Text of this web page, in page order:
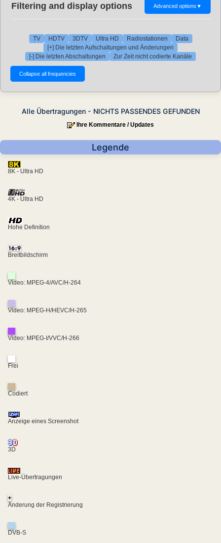
Filtering and display options Advanced options ▼
TV HDTV 3DTV Ultra HD Radiostationen
Data
[+] Die letzten Aufschaltungen und Änderungen
[-] Die letzten Abschaltungen
Zur Zeit nicht codierte Kanäle
Alle Übertragungen - NICHTS PASSENDES GEFUNDEN
Ihre Kommentare / Updates
Legende
8K - Ultra HD
4K - Ultra HD
Hohe Definition
Breitbildschirm
Video: MPEG-4/AVC/H-264
Video: MPEG-H/HEVC/H-265
Video: MPEG-I/VVC/H-266
Frei
Codiert
Anzeige eines Screenshot
3D
Live-Übertragungen
+
Änderung der Registrierung
DVB-S